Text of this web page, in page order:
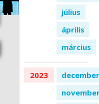
július
április
március
2023
december